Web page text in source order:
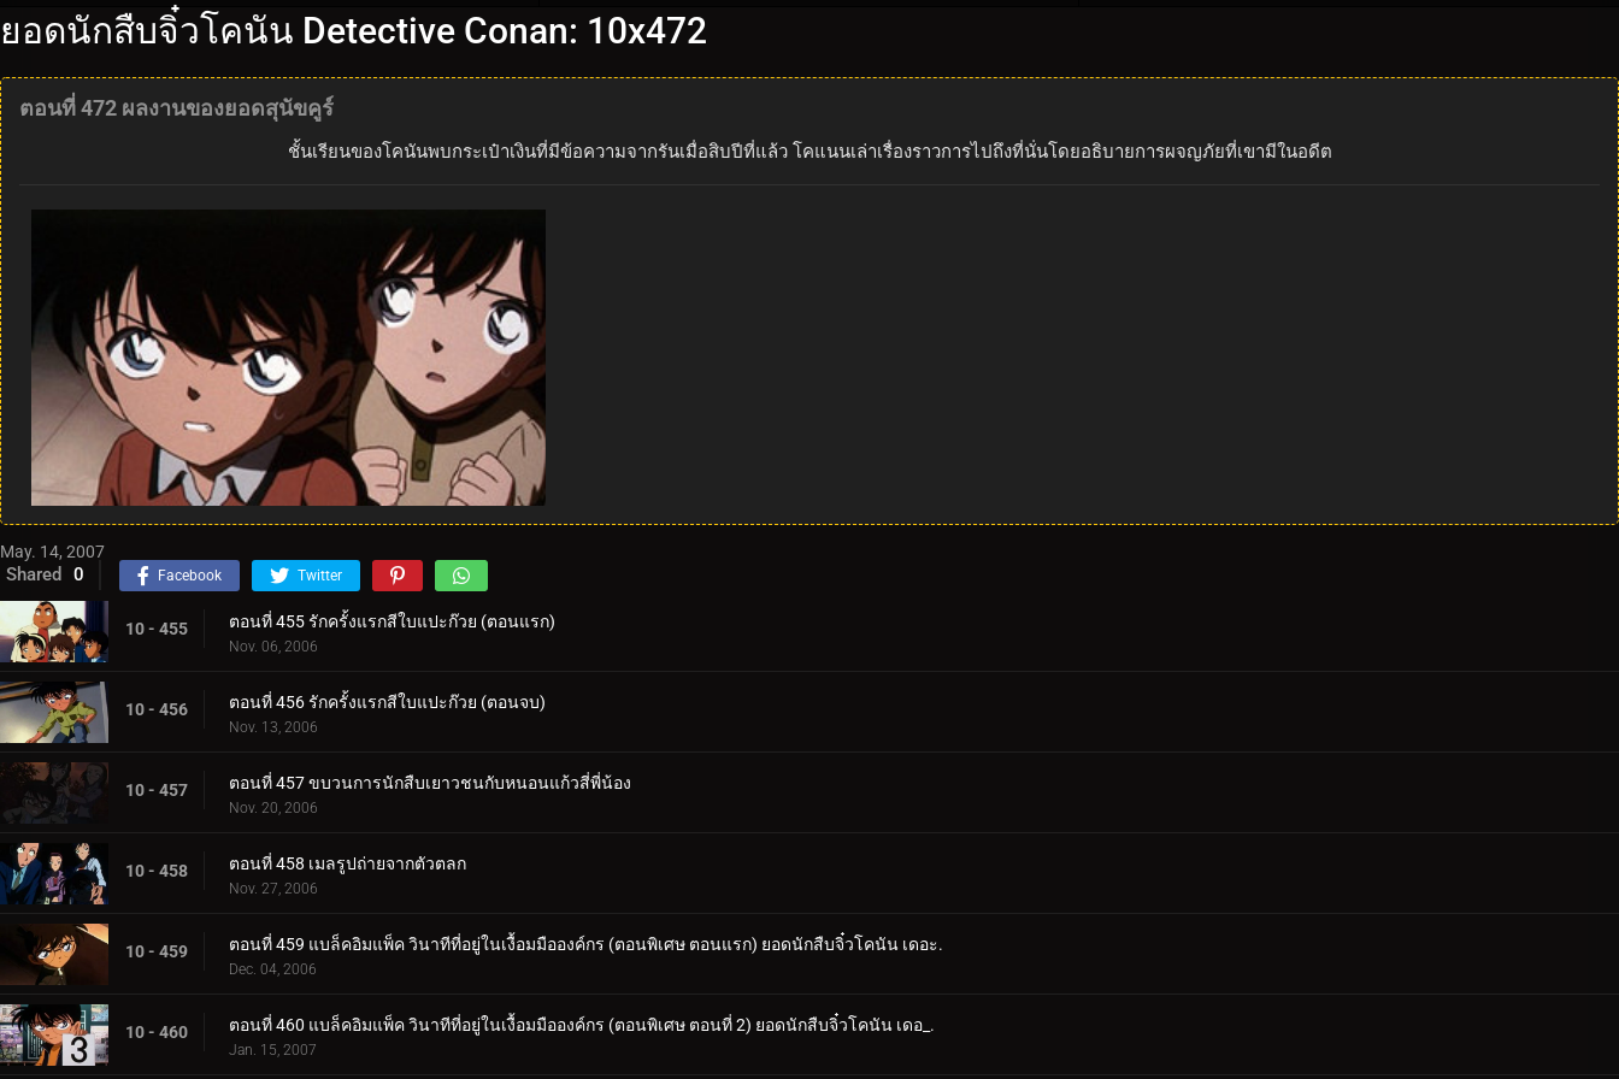
ยอดนักสืบจิ๋วโคนัน Detective Conan: 10x472
ตอนที่ 472 ผลงานของยอดสุนัขคูร์
ชั้นเรียนของโคนันพบกระเป๋าเงินที่มีข้อความจากรันเมื่อสิบปีที่แล้ว โคแนนเล่าเรื่องราวการไปถึงที่นั่นโดยอธิบายการผจญภัยที่เขามีในอดีต
May. 14, 2007
Shared 0 Facebook Twitter
10 - 455 ตอนที่ 455 รักครั้งแรกสีใบแปะก๊วย (ตอนแรก)
Nov. 06, 2006
10 - 456 ตอนที่ 456 รักครั้งแรกสีใบแปะก๊วย (ตอนจบ)
Nov. 13, 2006
10 - 457 ตอนที่ 457 ขบวนการนักสืบเยาวชนกับหนอนแก้วสี่พี่น้อง
Nov. 20, 2006
10 - 458 ตอนที่ 458 เมลรูปถ่ายจากตัวตลก
Nov. 27, 2006
10 - 459 ตอนที่ 459 แบล็คอิมแพ็ค วินาทีที่อยู่ในเงื้อมมือองค์กร (ตอนพิเศษ ตอนแรก) ยอดนักสืบจิ๋วโคนัน เดอะ.
Dec. 04, 2006
10 - 460 ตอนที่ 460 แบล็คอิมแพ็ค วินาทีที่อยู่ในเงื้อมมือองค์กร (ตอนพิเศษ ตอนที่ 2) ยอดนักสืบจิ๋วโคนัน เดอ_.
Jan. 15, 2007